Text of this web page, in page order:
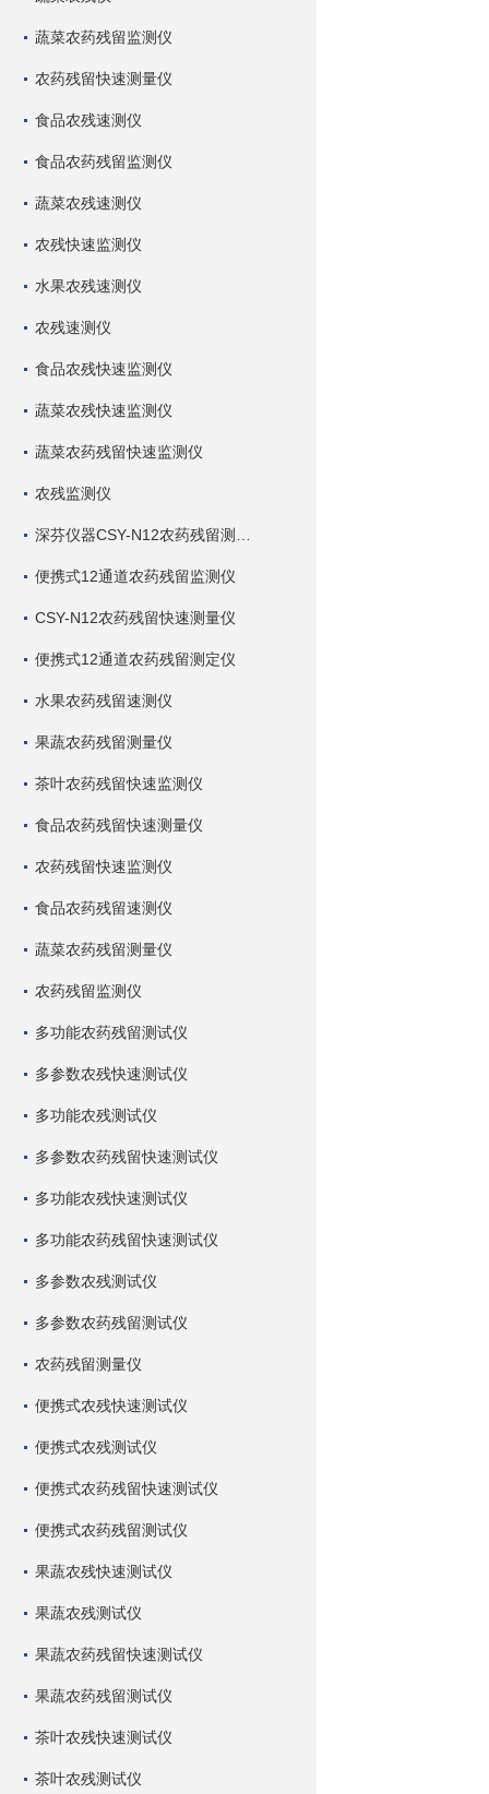
蔬菜农药残留监测仪
农药残留快速测量仪
食品农残速测仪
食品农药残留监测仪
蔬菜农残速测仪
农残快速监测仪
水果农残速测仪
农残速测仪
食品农残快速监测仪
蔬菜农残快速监测仪
蔬菜农药残留快速监测仪
农残监测仪
便携式12通道农药残留监测仪
CSY-N12农药残留快速测量仪
便携式12通道农药残留测定仪
水果农药残留速测仪
果蔬农药残留测量仪
茶叶农药残留快速监测仪
食品农药残留快速测量仪
农药残留快速监测仪
食品农药残留速测仪
蔬菜农药残留测量仪
农药残留监测仪
多功能农药残留测试仪
多参数农残快速测试仪
多功能农残测试仪
多参数农药残留快速测试仪
多功能农残快速测试仪
多功能农药残留快速测试仪
多参数农残测试仪
多参数农药残留测试仪
农药残留测量仪
便携式农残快速测试仪
便携式农残测试仪
便携式农药残留快速测试仪
便携式农药残留测试仪
果蔬农残快速测试仪
果蔬农残测试仪
果蔬农药残留快速测试仪
果蔬农药残留测试仪
茶叶农残快速测试仪
茶叶农残测试仪